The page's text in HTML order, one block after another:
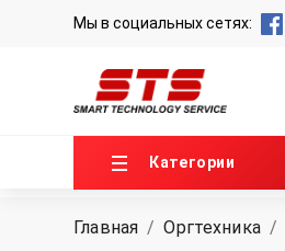
Мы в социальных сетях:
Категории
ГЛАВНАЯ
Главная / Оргтехника /